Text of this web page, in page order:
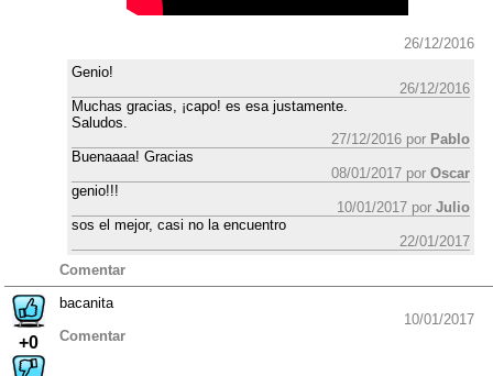
26/12/2016
Genio!
26/12/2016
Muchas gracias, ¡capo! es esa justamente.
Saludos.
27/12/2016 por Pablo
Buenaaaa! Gracias
08/01/2017 por Oscar
genio!!!
10/01/2017 por Julio
sos el mejor, casi no la encuentro
22/01/2017
Comentar
+0
bacanita
10/01/2017
Comentar